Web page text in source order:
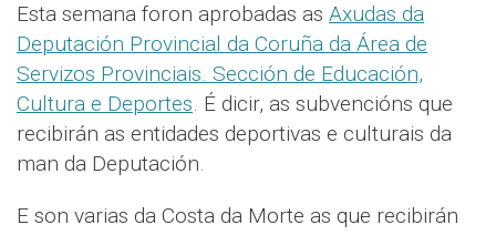
Esta semana foron aprobadas as Axudas da
Deputación Provincial da Coruña da Área de
Servizos Provinciais. Sección de Educación,
Cultura e Deportes. É dicir, as subvencións que
recibirán as entidades deportivas e culturais da
man da Deputación.
E son varias da Costa da Morte as que recibirán